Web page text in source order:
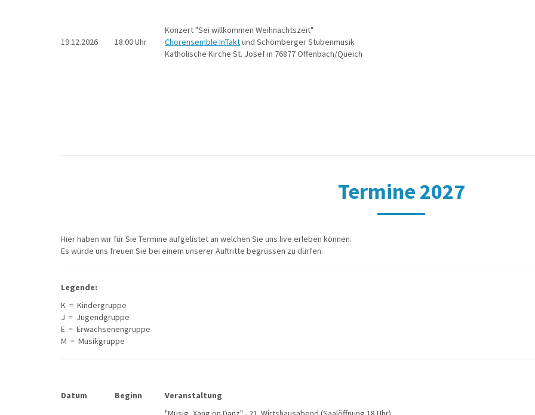
19.12.2026 18:00 Uhr
Konzert "Sei willkommen Weihnachtszeit"
Chorensemble InTaktund Schömberger Stubenmusik
Katholische Kirche St. Josef in 76877 Offenbach/Queich
Termine 2027
Hier haben wir für Sie Termine aufgelistet an welchen Sie uns live erleben können.
Es würde uns freuen Sie bei einem unserer Auftritte begrüssen zu dürfen.
Legende:
K = Kindergruppe
J = Jugendgruppe
E = Erwachsenengruppe
M = Musikgruppe
Datum Beginn Veranstaltung